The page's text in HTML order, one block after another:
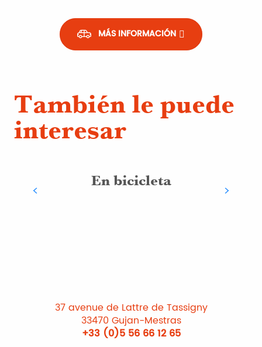
MÁS INFORMACIÓN
También le puede
interesar
En bicicleta
37 avenue de Lattre de Tassigny
33470 Gujan-Mestras
+33 (0)5 56 66 12 65